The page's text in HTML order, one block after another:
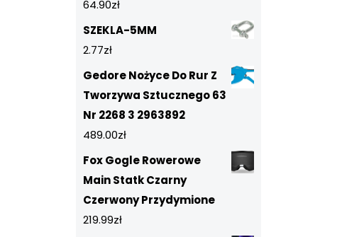
64.90zł
SZEKLA-5MM
2.77zł
Gedore Nożyce Do Rur Z
Tworzywa Sztucznego 63
Nr 2268 3 2963892
489.00zł
Fox Gogle Rowerowe
Main Statk Czarny
Czerwony Przydymione
219.99zł